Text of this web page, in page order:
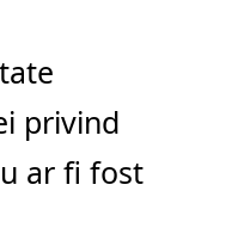
privind
ar fi fost